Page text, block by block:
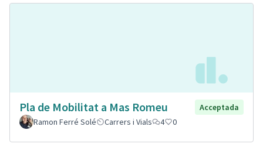
Pla de Mobilitat a Mas Romeu
Acceptada
Ramon Ferré Solé
Carrers i Vials 4 0